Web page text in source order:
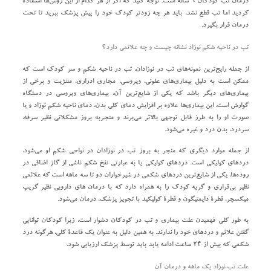
کردید اما تب قطع نشد، باید هر چه زودتر کودک خود را پیش پزشک ببرید تا تحت
درمان قرار بگیرد.
تب در ناحیه شکم نوزاد نشانه چیست و چه علائمی دارد؟
از جمله رایج‌ترین نمونه‌های تب در نوزادان، تب در ناحیه شکم و سر کودک است که
ممکن است به دلیل بیماری‌های عفونی، ویروسی، مجاری ادراری، مننژیت و برخی از
بیماری‌های دیگر باشد که یکی از شایع‌ترین آن، بیماری‌های ویروسی در دستگاه
گوارش است. این بیماری‌ها علاوه بر افزایش دمای کلی بدن، دمای ناحیه شکم نوزاد و یا
صورت او را به طرز قابل توجهی بالاتر می‌برند و منجربه بروز مشکلاتی نظیر سرفه،
سردرد، بدن درد و غیره می‌شود.
از جمله موارد دیگری که منجر به بروز تب در نوزادان در نواحی شکم او می‌شود،
دردهای کولیکی است. دردهای کولیکی یا به عبارتی نفخ شکم ناشی از گاز اضافی در
روده‌ها، یکی از شایع‌ترین دردهای شکمی در شیرخواران دو تا سه ماهه است که علائمی
نظیر بی‌قراری و گریه کودک را به همراه دارد که با درمان های دارویی نظیر گریپ
میکسچر، قطرۀ دایمتیگون و قطرۀ کولیکید با تجویز پزشک، درمان می‌شود.
به طور کلی فهمیدن علت بیماری و تب در کودکان دشوار است، زیرا کودکان توانایی
گفتن علائم و دردهای خود را ندارند. به همین دلیل به عنوان یک قاعدۀ کلی، هرگونه درد
شکمی که بیش از ۲۴ ساعت ادامه یابد باید توسط پزشک ارزیابی شود.
علت تب نوزاد یک ماهه و درمان آن